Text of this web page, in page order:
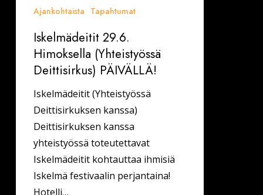
Ajankohtaista Tapahtumat
Iskelmädeitit 29.6.
Himoksella (Yhteistyössä
Deittisirkus) PÄIVÄLLÄ!
Iskelmädeitit (Yhteistyössä
Deittisirkuksen kanssa)
Deittisirkuksen kanssa
yhteistyössä toteutettavat
Iskelmädeitit kohtauttaa ihmisiä
Iskelmä festivaalin perjantaina!
Hotelli…